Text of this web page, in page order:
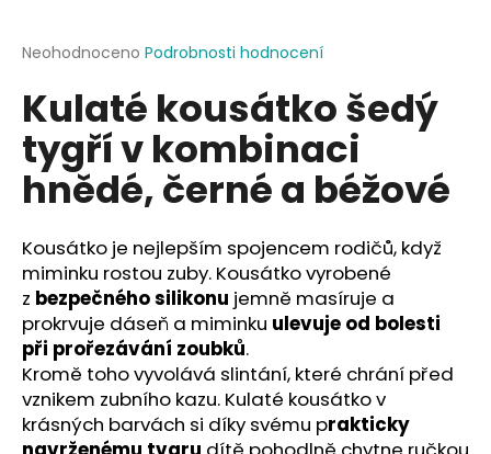
Průměrné
produktu
je
0,0
z
5
hvězdiček.
Neohodnoceno Podrobnosti hodnocení
Kulaté kousátko šedý
tygří v kombinaci
hnědé, černé a béžové
Kousátko je nejlepším spojencem rodičů, když
miminku rostou zuby. Kousátko vyrobené
z bezpečného silikonu jemně masíruje a
prokrvuje dáseň a miminku ulevuje od bolesti
při prořezávání zoubků.
Kromě toho vyvolává slintání, které chrání před
vznikem zubního kazu. Kulaté kousátko v
krásných barvách si díky svému prakticky
j
t
?
HLEDAT
D
o
p
o
r